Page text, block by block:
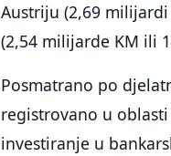
Austriju (2,69
(2,54 milijarde KM ili
Posmatrano po
registrovano u
investiranje u